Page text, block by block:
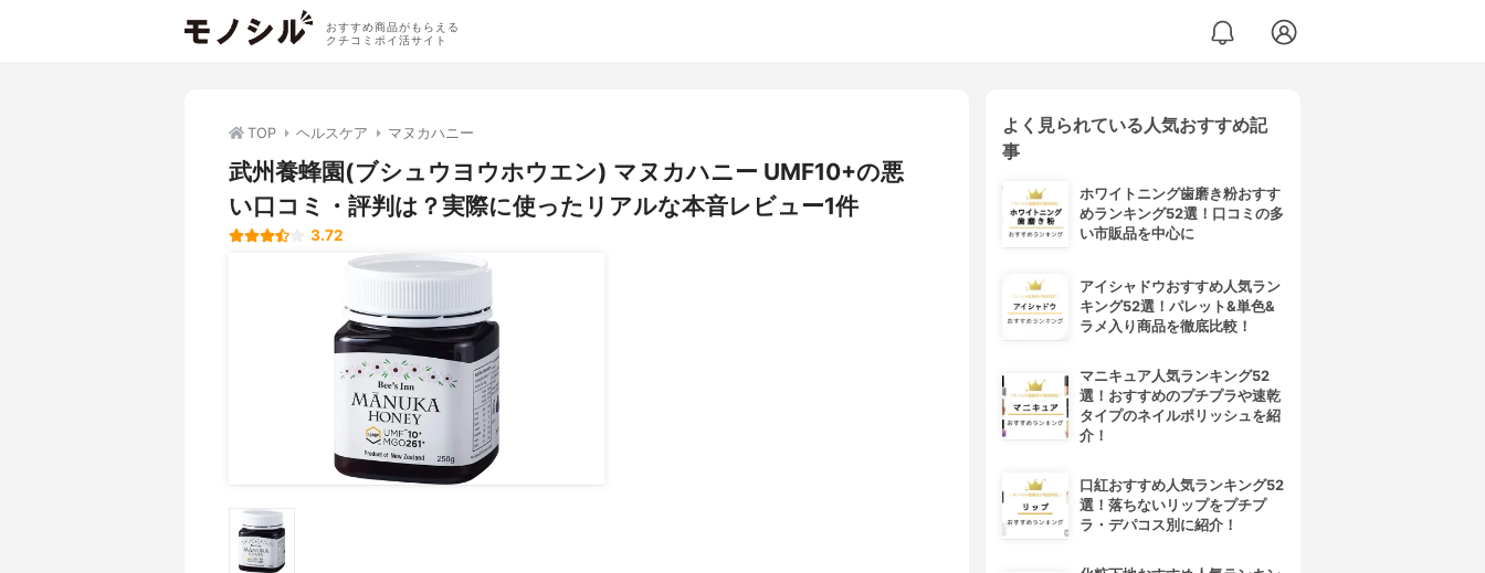
おすすめ商品がもらえる
クチコミポイ活サイト
TOP ヘルスケア マヌカハニー
武州養蜂園(ブシュウヨウホウエン) マヌカハニー UMF10+の悪
い口コミ・評判は？実際に使ったリアルな本音レビュー1件
3.72
よく見られている人気おすすめ記
事
ホワイトニング歯磨き粉おすす
めランキング52選！口コミの多
い市販品を中心に
アイシャドウおすすめ人気ラン
キング52選！パレット&単色&
ラメ入り商品を徹底比較！
マニキュア人気ランキング52
選！おすすめのプチプラや速乾
タイプのネイルポリッシュを紹
介！
口紅おすすめ人気ランキング52
選！落ちないリップをプチプ
ラ・デパコス別に紹介！